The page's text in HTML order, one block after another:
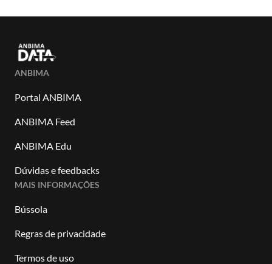
ANBIMA
Portal ANBIMA
ANBIMA Feed
ANBIMA Edu
Dúvidas e feedbacks
MAIS INFORMAÇÕES
Bússola
Regras de privacidade
Termos de uso